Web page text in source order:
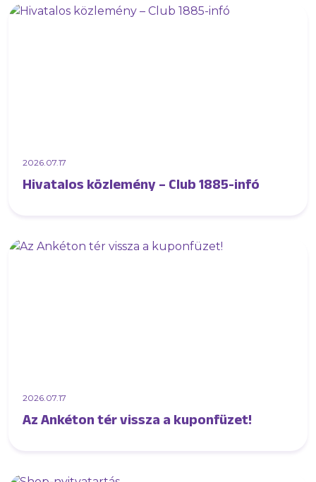
2026.07.17
Hivatalos közlemény – Club 1885-infó
2026.07.17
Az Ankéton tér vissza a kuponfüzet!